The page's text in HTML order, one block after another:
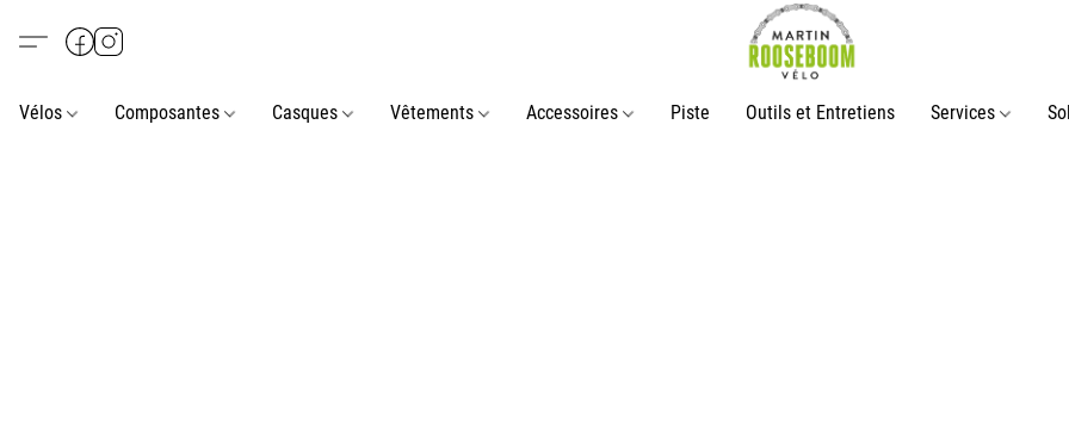
Vélos Composantes Casques Vêtements Accessoires Piste Outils et Entretiens Services